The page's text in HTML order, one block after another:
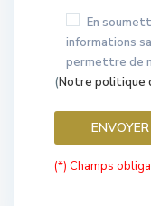
En
informations
permettre de
(Notre politique
(*) Champs